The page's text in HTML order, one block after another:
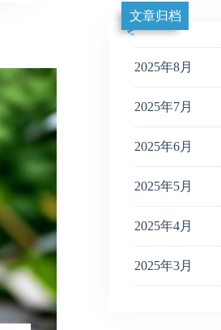
文章归档
2025年8月
2025年7月
2025年6月
2025年5月
2025年4月
2025年3月